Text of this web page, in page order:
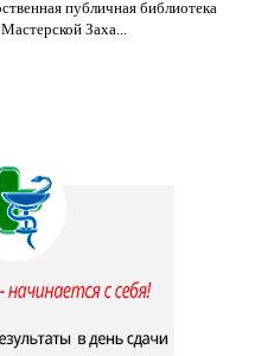
публичная библиотека
Заха...